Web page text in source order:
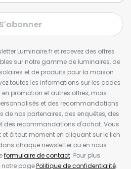
S'abonner
Luminaire.fr et recevez des offres
sur notre gamme de luminaires, de
et de produits pour la maison
toutes les informations sur les codes
promotion et autres offres, mais
et des recommandations
nos partenaires, des enquêtes, des
des recommandations d'achat. Vous
à tout moment en cliquant sur le lien
chaque newsletter ou en nous
formulaire de contact. Pour plus
pagePolitique de confidentialité.